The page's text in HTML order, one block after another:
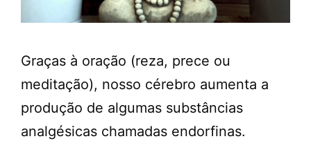
Graças à oração (reza, prece ou
meditação), nosso cérebro aumenta a
produção de algumas substâncias
analgésicas chamadas endorfinas.